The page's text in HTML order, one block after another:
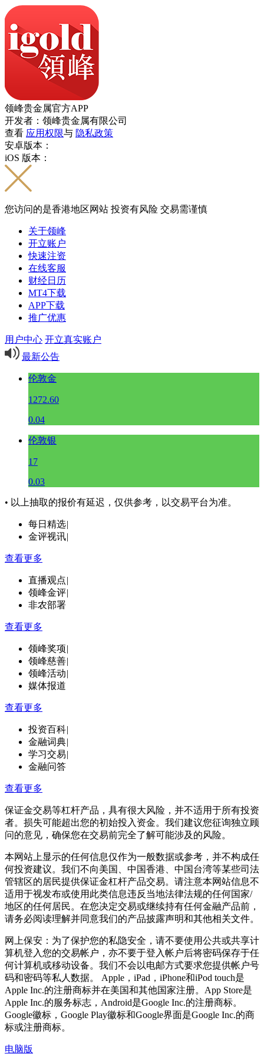
领峰贵金属官方APP
开发者：领峰贵金属有限公司
查看 应用权限与 隐私政策
安卓版本：
iOS 版本：
您访问的是香港地区网站 投资有风险 交易需谨慎
关于领峰
开立账户
快速注资
在线客服
财经日历
MT4下载
APP下载
推广优惠
用户中心 开立真实账户
最新公告
伦敦金
1272.60
0.04
伦敦银
17
0.03
• 以上抽取的报价有延迟，仅供参考，以交易平台为准。
每日精选|
金评视讯|
查看更多
直播观点|
领峰金评|
非农部署
查看更多
领峰奖项|
领峰慈善|
领峰活动|
媒体报道
查看更多
投资百科|
金融词典|
学习交易|
金融问答
查看更多
保证金交易等杠杆产品，具有很大风险，并不适用于所有投资
者。损失可能超出您的初始投入资金。我们建议您征询独立顾
问的意见，确保您在交易前完全了解可能涉及的风险。
本网站上显示的任何信息仅作为一般数据或参考，并不构成任
何投资建议。我们不向美国、中国香港、中国台湾等某些司法
管辖区的居民提供保证金杠杆产品交易。请注意本网站信息不
适用于视发布或使用此类信息违反当地法律法规的任何国家/
地区的任何居民。在您决定交易或继续持有任何金融产品前，
请务必阅读理解并同意我们的产品披露声明和其他相关文件。
网上保安：为了保护您的私隐安全，请不要使用公共或共享计
算机登入您的交易帐户，亦不要于登入帐户后将密码保存于任
何计算机或移动设备。我们不会以电邮方式要求您提供帐户号
码和密码等私人数据。 Apple，iPad，iPhone和iPod touch是
Apple Inc.的注册商标并在美国和其他国家注册。App Store是
Apple Inc.的服务标志，Android是Google Inc.的注册商标。
Google徽标，Google Play徽标和Google界面是Google Inc.的商
标或注册商标。
电脑版